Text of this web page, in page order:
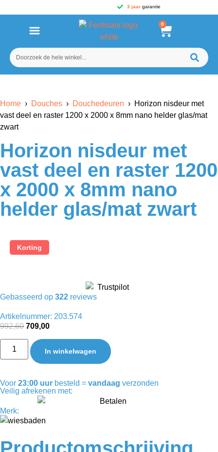
3 jaargarantie
0
Home › Douches › Douchedeuren › Horizon nisdeur met
vast deel en raster 1200 x 2000 x 8mm nano helder glas/mat
zwart
Horizon nisdeur met
vast deel en raster 1200
x 2000 x 8mm nano
helder glas/mat zwart
Korting
Gebasseerd op 322 reviews
Artikelnummer: 203.574
992,60 709,00
In winkelwagen
Voor 23:00 uur besteld = vandaag verzonden
Veilig afrekenen met:
Merk: